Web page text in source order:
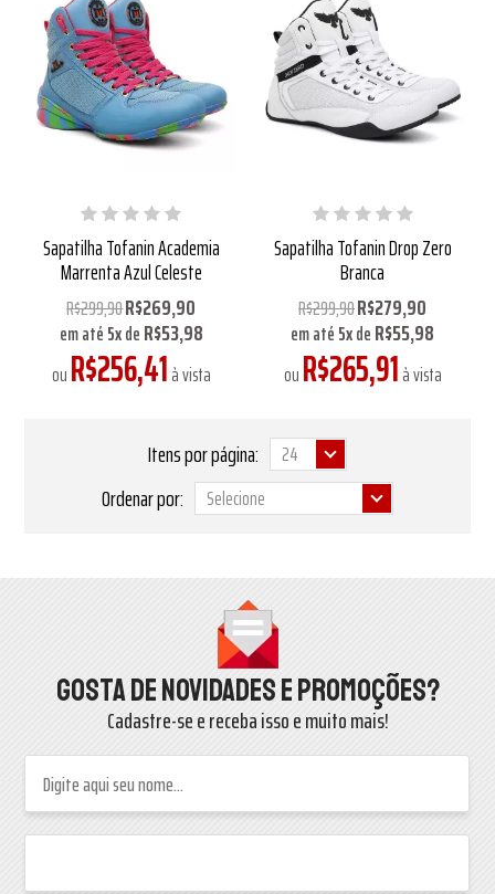
Sapatilha Tofanin Academia
Marrenta Azul Celeste
R$299,90R$269,90
em até5xdeR$53,98
ouR$256,41à vista
Sapatilha Tofanin Drop Zero
Branca
R$299,90R$279,90
em até5xdeR$55,98
ouR$265,91à vista
Itens por página:
Ordenar por:
Gosta de novidades e promoções?
Cadastre-se e receba isso e muito mais!